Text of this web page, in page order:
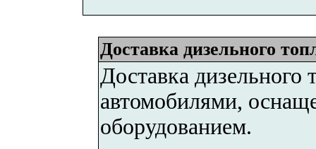
Доставка дизельного
Доставка
автомобилями,
оборудованием.